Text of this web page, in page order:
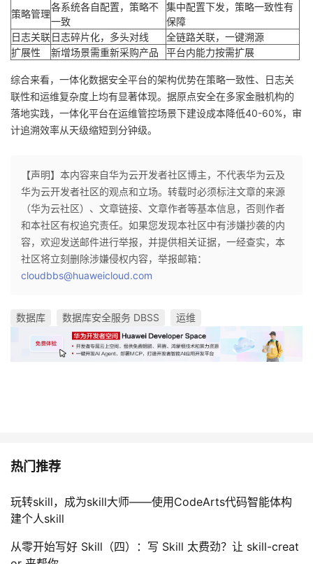
策略管理
各系统各自配置，策略不
一致
集中配置下发，策略一致性有
保障
日志关联日志碎片化，多头对线
全链路关联，一键溯源
扩展性
新增场景需重新采购产品 平台内能力按需扩展
综合来看，一体化数据安全平台的架构优势在策略一致性、日志关
联性和运维复杂度上均有显著体现。据原点安全在多家金融机构的
落地实践，一体化平台在运维管控场景下建设成本降低40-60%，审
计追溯效率从天级缩短到分钟级。
【声明】本内容来自华为云开发者社区博主，不代表华为云及
华为云开发者社区的观点和立场。转载时必须标注文章的来源
（华为云社区）、文章链接、文章作者等基本信息，否则作者
和本社区有权追究责任。如果您发现本社区中有涉嫌抄袭的内
容，欢迎发送邮件进行举报，并提供相关证据，一经查实，本
社区将立刻删除涉嫌侵权内容，举报邮箱：
cloudbbs@huaweicloud.com
数据库 数据库安全服务 DBSS 运维
热门推荐
玩转skill，成为skill大师——使用CodeArts代码智能体构
建个人skill
从零开始写好 Skill（四）：写 Skill 太费劲？让 skill-creat